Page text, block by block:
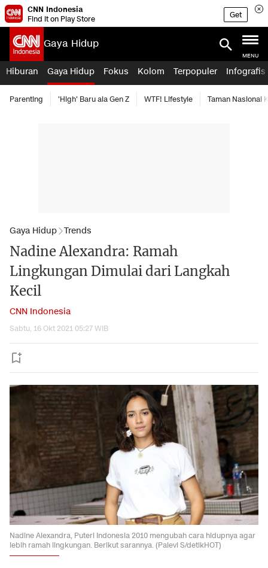
CNN Indonesia
Find it on Play Store
Get
Gaya Hidup
MENU
Hiburan Gaya Hidup Fokus Kolom Terpopuler Infografis
Parenting 'High' Baru ala Gen Z WTF! Lifestyle Taman Nasional
Gaya Hidup Trends
Nadine Alexandra: Ramah
Lingkungan Dimulai dari Langkah
Kecil
CNN Indonesia
Sabtu, 16 Okt 2021 05:27 WIB
Nadine Alexandra, Puteri Indonesia 2010 mengubah cara hidupnya agar
lebih ramah lingkungan. Berikut sarannya. (Palevi S/detikHOT)